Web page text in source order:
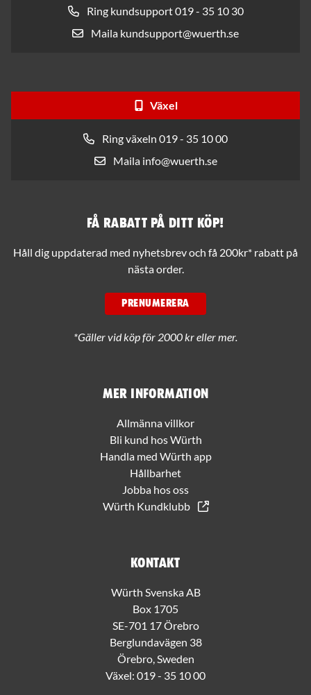
Ring kundsupport 019 - 35 10 30
Maila kundsupport@wuerth.se
Växel
Ring växeln 019 - 35 10 00
Maila info@wuerth.se
Mer information
Allmänna villkor
Bli kund hos Würth
Handla med Würth app
Hållbarhet
Jobba hos oss
Würth Kundklubb
Kontakt
Würth Svenska AB
Box 1705
SE-701 17 Örebro
Berglundavägen 38
Örebro, Sweden
Växel: 019 - 35 10 00
Få rabatt på ditt köp!
Håll dig uppdaterad med nyhetsbrev och få 200kr* rabatt på
nästa order.
PRENUMERERA
*Gäller vid köp för 2000 kr eller mer.